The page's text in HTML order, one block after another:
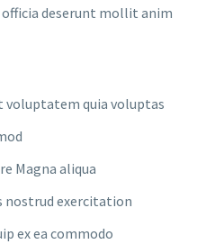
deserunt mollit anim
voluptatem quia voluptas
Magna aliqua
nostrud exercitation
ex ea commodo